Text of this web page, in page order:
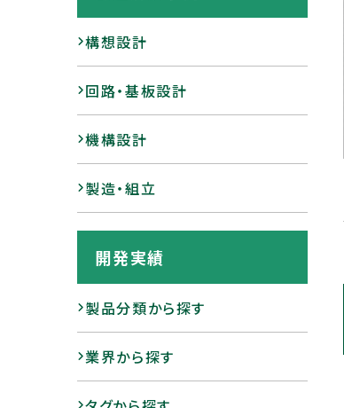
構想設計
回路・基板設計
機構設計
製造・組立
開発実績
製品分類から探す
業界から探す